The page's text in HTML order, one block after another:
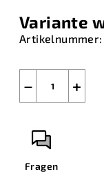
Variante
Artikelnummer:
+
−
Fragen